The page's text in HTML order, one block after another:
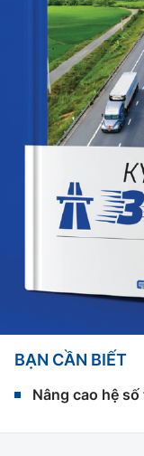
BẠN CẦN BIẾT
Nâng cao hệ